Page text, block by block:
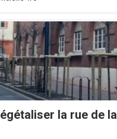
la rue de la